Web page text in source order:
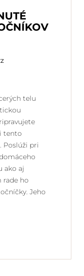
telu
tento
Poslúži pri
ako aj
rade ho
Jeho